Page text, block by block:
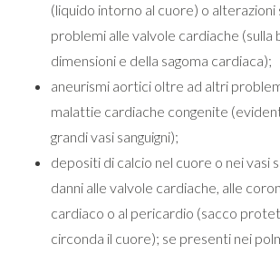
(liquido intorno al cuore) o alterazioni
problemi alle valvole cardiache (sulla
dimensioni e della sagoma cardiaca);
aneurismi aortici oltre ad altri
malattie cardiache congenite
grandi vasi sanguigni);
depositi di calcio nel cuore o nei vasi
danni alle valvole cardiache, alle
cardiaco o al pericardio (sacco
circonda il cuore); se presenti nei